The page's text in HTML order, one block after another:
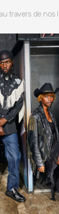
travers de nos